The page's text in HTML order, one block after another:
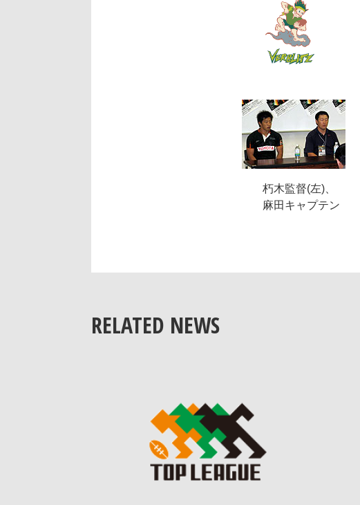
朽木監督(左)、
麻田キャプテン
RELATED NEWS